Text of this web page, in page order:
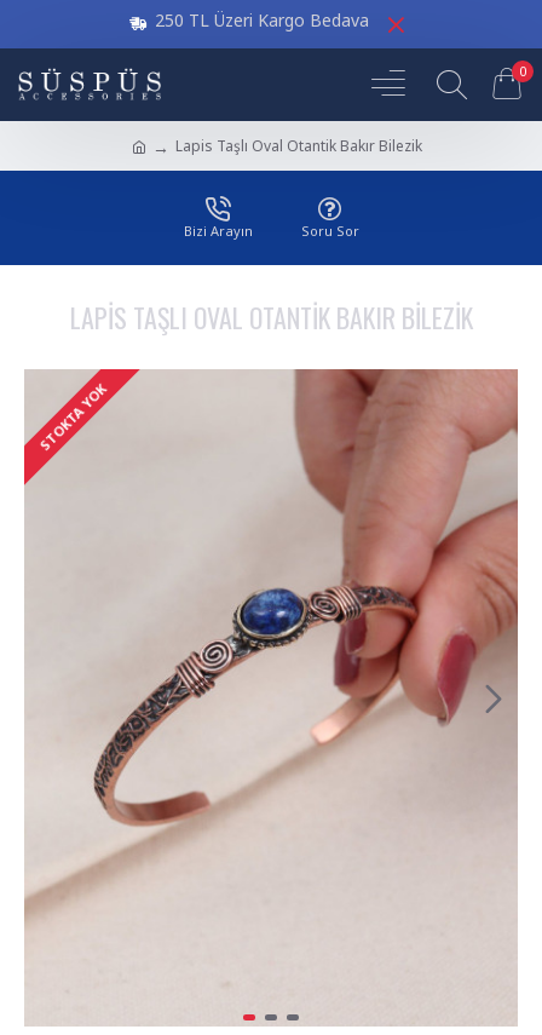
250 TL Üzeri Kargo Bedava
0
Lapis Taşlı Oval Otantik Bakır Bilezik
Bizi Arayın Soru Sor
LAPIS TAŞLI OVAL OTANTIK BAKIR BILEZIK
STOKTA YOK